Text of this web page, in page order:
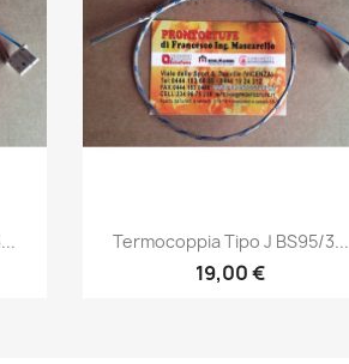
Anteprima
Termocoppia Tipo J BS95/3...
19,00 €